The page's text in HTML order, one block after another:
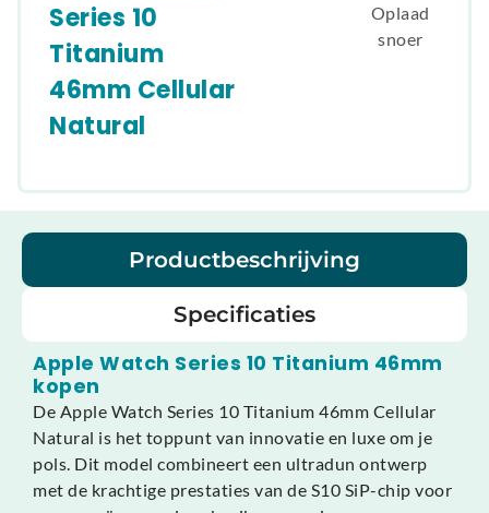
Series 10
Titanium
46mm Cellular
Natural
Oplaad
snoer
Productbeschrijving
Specificaties
Apple Watch Series 10 Titanium 46mm
kopen
De Apple Watch Series 10 Titanium 46mm Cellular
Natural is het toppunt van innovatie en luxe om je
pols. Dit model combineert een ultradun ontwerp
met de krachtige prestaties van de S10 SiP-chip voor